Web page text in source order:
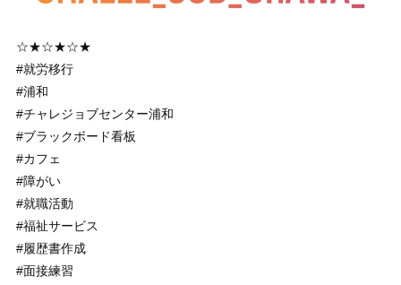
☆★☆★☆★
#就労移行
#浦和
#チャレジョブセンター浦和
#ブラックボード看板
#カフェ
#障がい
#就職活動
#福祉サービス
#履歴書作成
#面接練習